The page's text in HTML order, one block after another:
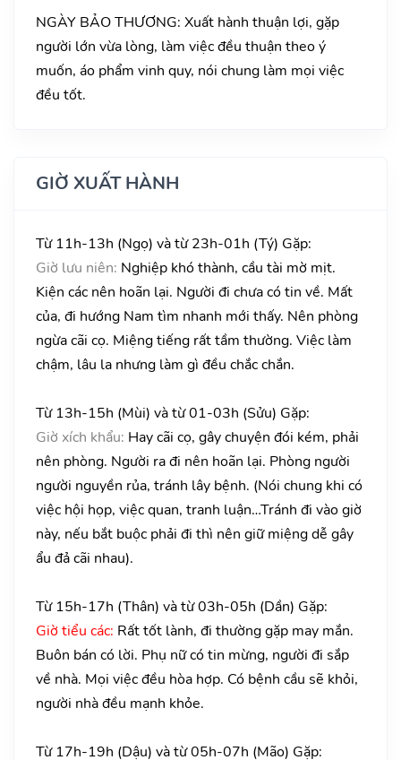
NGÀY BẢO THƯƠNG: Xuất hành thuận lợi, gặp
người lớn vừa lòng, làm việc đều thuận theo ý
muốn, áo phẩm vinh quy, nói chung làm mọi việc
đều tốt.
GIỜ XUẤT HÀNH
Từ 11h-13h (Ngọ) và từ 23h-01h (Tý) Gặp:
Giờ lưu niên: Nghiệp khó thành, cầu tài mờ mịt.
Kiện các nên hoãn lại. Người đi chưa có tin về. Mất
của, đi hướng Nam tìm nhanh mới thấy. Nên phòng
ngừa cãi cọ. Miệng tiếng rất tầm thường. Việc làm
chậm, lâu la nhưng làm gì đều chắc chắn.
Từ 13h-15h (Mùi) và từ 01-03h (Sửu) Gặp:
Giờ xích khẩu: Hay cãi cọ, gây chuyện đói kém, phải
nên phòng. Người ra đi nên hoãn lại. Phòng người
người nguyền rủa, tránh lây bệnh. (Nói chung khi có
việc hội họp, việc quan, tranh luận…Tránh đi vào giờ
này, nếu bắt buộc phải đi thì nên giữ miệng dễ gây
ẩu đả cãi nhau).
Từ 15h-17h (Thân) và từ 03h-05h (Dần) Gặp:
Giờ tiểu các: Rất tốt lành, đi thường gặp may mắn.
Buôn bán có lời. Phụ nữ có tin mừng, người đi sắp
về nhà. Mọi việc đều hòa hợp. Có bệnh cầu sẽ khỏi,
người nhà đều mạnh khỏe.
Từ 17h-19h (Dậu) và từ 05h-07h (Mão) Gặp: